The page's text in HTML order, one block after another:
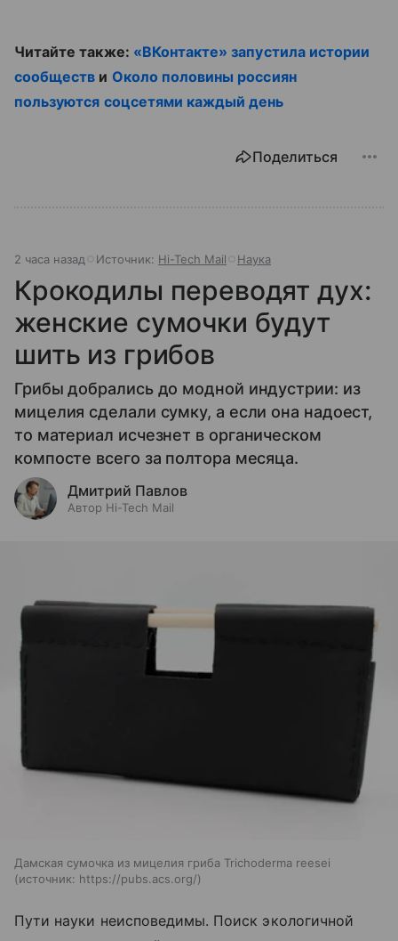
Читайте также: «ВКонтакте»запустила истории
сообществ и Около половины россиян
пользуются соцсетями каждый день
Поделиться
2 часа назад Источник: Hi-Tech Mail Наука
Крокодилы переводят дух:
женские сумочки будут
шить из грибов
Грибы добрались до модной индустрии: из
мицелия сделали сумку, а если она надоест,
то материал исчезнет в органическом
компосте всего за полтора месяца.
Дмитрий Павлов
Автор Hi-Tech Mail
Дамская сумочка из мицелия гриба Trichoderma reesei
источник: https://pubs.acs.org/
Пути науки неисповедимы. Поиск экологичной